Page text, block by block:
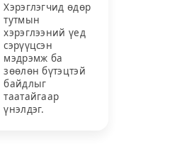
Хэрэглэгчид өдөр
тутмын
хэрэглээний үед
сэрүүцсэн
мэдрэмж ба
зөөлөн бүтэцтэй
байдлыг
таатайгаар
үнэлдэг.